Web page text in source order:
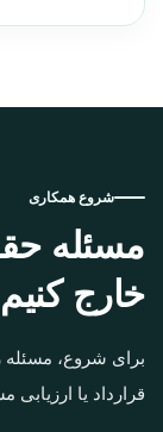
شروع همکاری
مسئله
خارج
برای شروع، مسئله
قرارداد یا